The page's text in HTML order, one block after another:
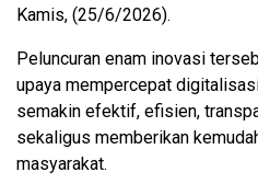
Kamis, (25/6/2026).
Peluncuran enam inovasi
upaya mempercepat
semakin efektif, efisien,
sekaligus memberikan
masyarakat.